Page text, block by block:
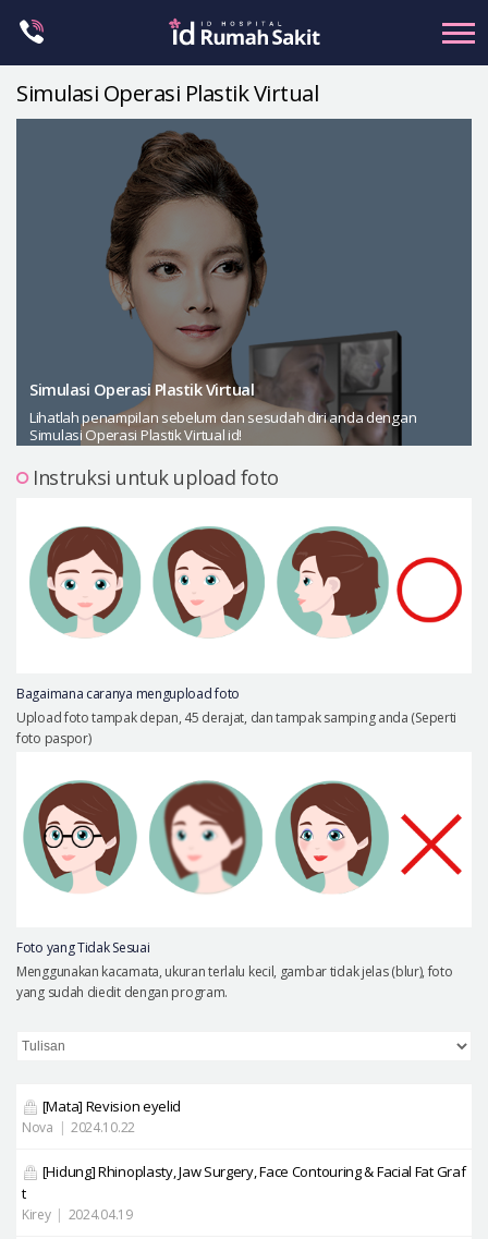
Petit
Bentuk Tubuh
Klinik Dermatologi
Introduksi Rumah Sakit
Operasi yang Aman
Konsultasi Online
Simulasi Operasi Plastik Virtual
Simulasi Operasi Plastik Virtual
Lihatlah penampilan sebelum dan sesudah diri anda dengan
Simulasi Operasi Plastik Virtual id!
Instruksi untuk upload foto
Bagaimana caranya mengupload foto
Upload foto tampak depan, 45 derajat, dan tampak samping anda (Seperti
foto paspor)
Foto yang Tidak Sesuai
Menggunakan kacamata, ukuran terlalu kecil, gambar tidak jelas (blur), foto
yang sudah diedit dengan program.
[Mata] Revision eyelid
Nova | 2024.10.22
[Hidung]Rhinoplasty, Jaw Surgery, Face Contouring & Facial Fat Graf
t
Kirey | 2024.04.19